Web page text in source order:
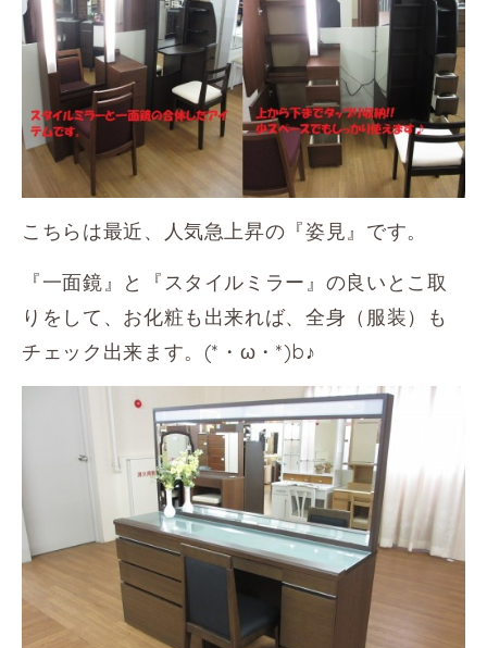
こちらは最近、人気急上昇の『姿見』です。
『一面鏡』と『スタイルミラー』の良いとこ取
りをして、お化粧も出来れば、全身（服装）も
チェック出来ます。(*・ω・*)b♪